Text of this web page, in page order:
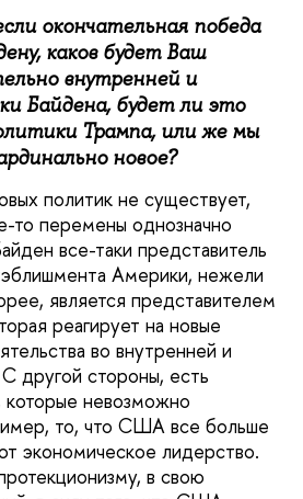
окончательная победа
каков будет Ваш
внутренней и
Байдена, будет ли это
Трампа, или же мы
новое?
политик не существует,
то перемены однозначно
все-таки представитель
Америки, нежели
является представителем
реагирует на новые
во внутренней и
другой стороны, есть
невозможно
то, что США все больше
экономическое лидерство.
в свою